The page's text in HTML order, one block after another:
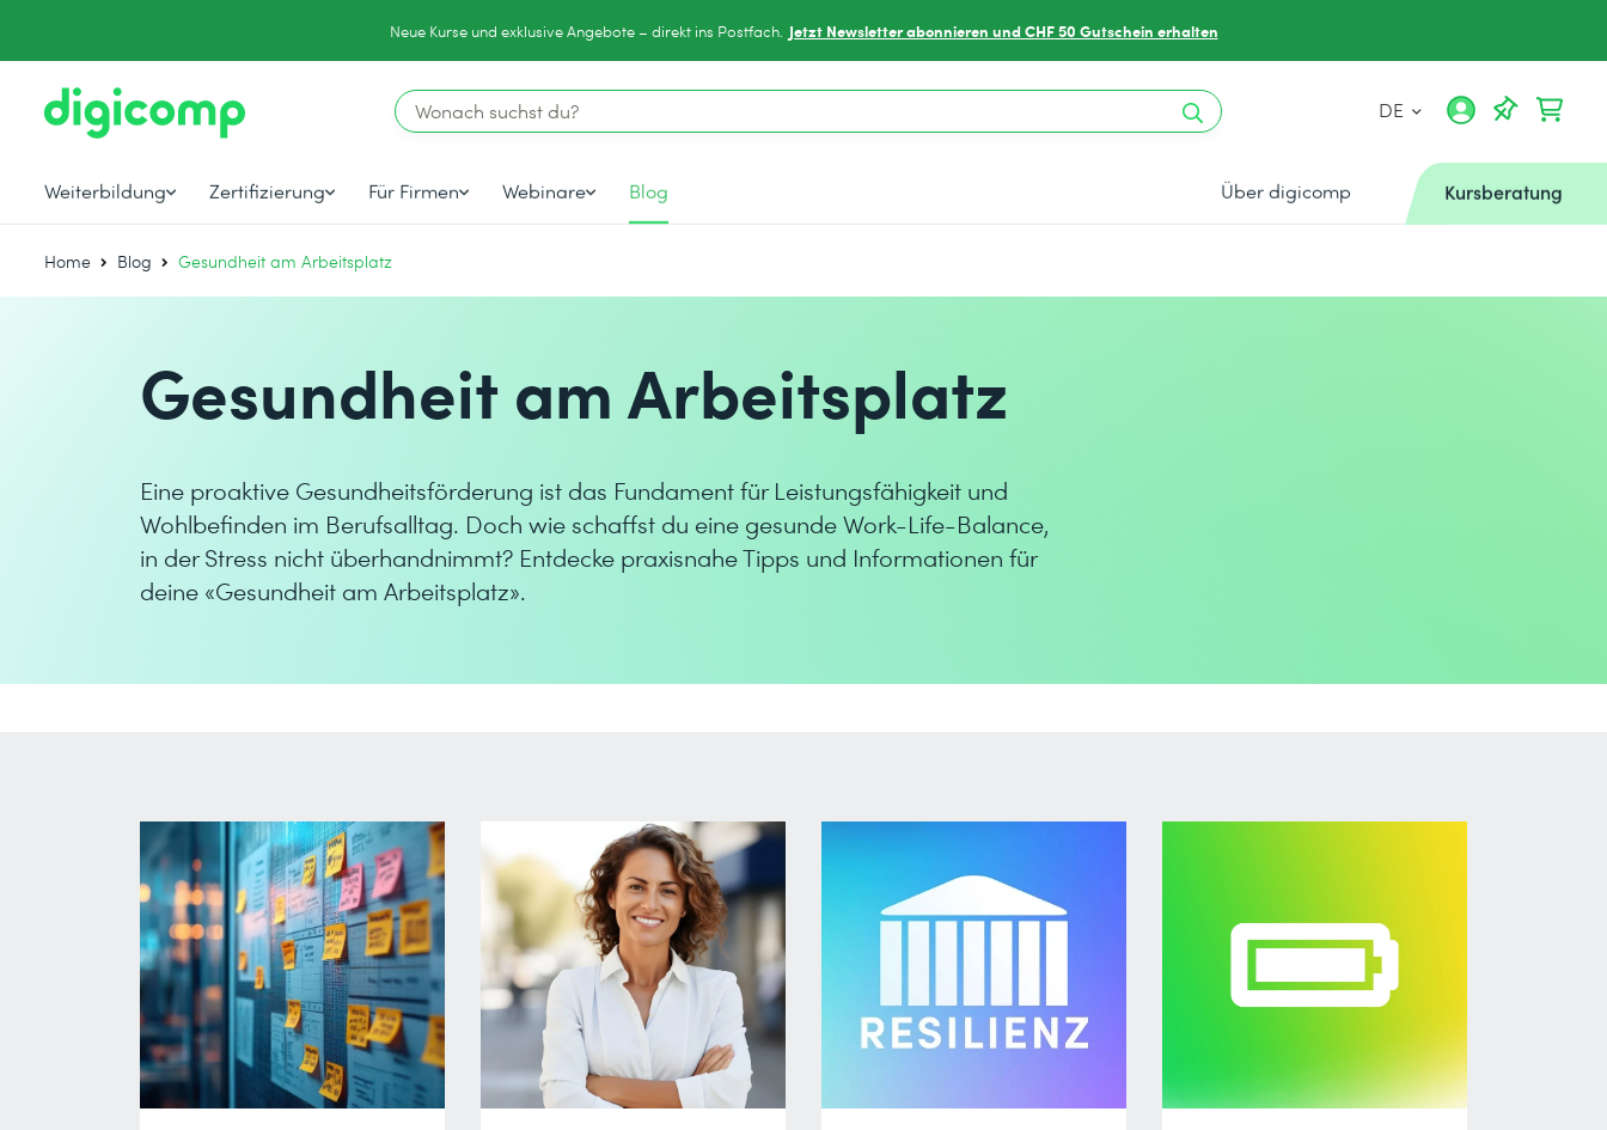
Neue Kurse und exklusive Angebote – direkt ins Postfach. Jetzt Newsletter abonnieren und CHF 50 Gutschein erhalten
DE
Weiterbildung Zertifizierung Für Firmen Webinare Blog Über digicomp Kursberatung
Home Blog Gesundheit am Arbeitsplatz
Gesundheit am Arbeitsplatz
Eine proaktive Gesundheitsförderung ist das Fundament für Leistungsfähigkeit und
Wohlbefinden im Berufsalltag. Doch wie schaffst du eine gesunde Work-Life-Balance,
in der Stress nicht überhandnimmt? Entdecke praxisnahe Tipps und Informationen für
deine «Gesundheit am Arbeitsplatz».